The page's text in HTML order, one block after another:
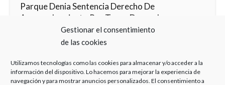
Gestionar el consentimiento
de las cookies
Utilizamos tecnologías como las cookies para almacenar y/o acceder a la
información del dispositivo. Lo hacemos para mejorar la experiencia de
navegación y para mostrar anuncios personalizados. El consentimiento a
Parque Denia Sentencia Derecho De
Aprovechamiento Por Turno Despacho
Parque Denia Sentencia Derecho De
Aprovechamiento Por Turno Álvaro Caballero